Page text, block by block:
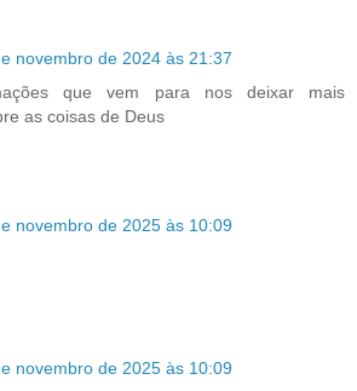
novembro de 2024 às 21:37
que vem para nos deixar mais
as coisas de Deus
novembro de 2025 às 10:09
novembro de 2025 às 10:09